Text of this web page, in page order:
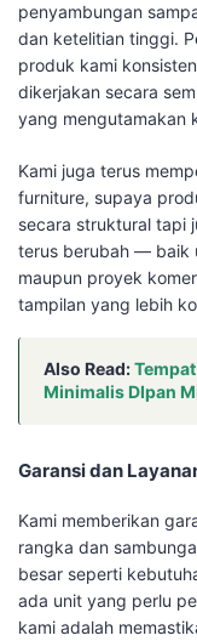
penyambungan
dan ketelitian tinggi.
produk kami
dikerjakan secara
yang mengutamakan
Kami juga terus
furniture, supaya
secara struktural tapi
terus berubah — baik
maupun proyek
tampilan yang lebih
Also Read:
Minimalis DIpan
Garansi dan
Kami memberikan
rangka dan
besar seperti
ada unit yang perlu
kami adalah